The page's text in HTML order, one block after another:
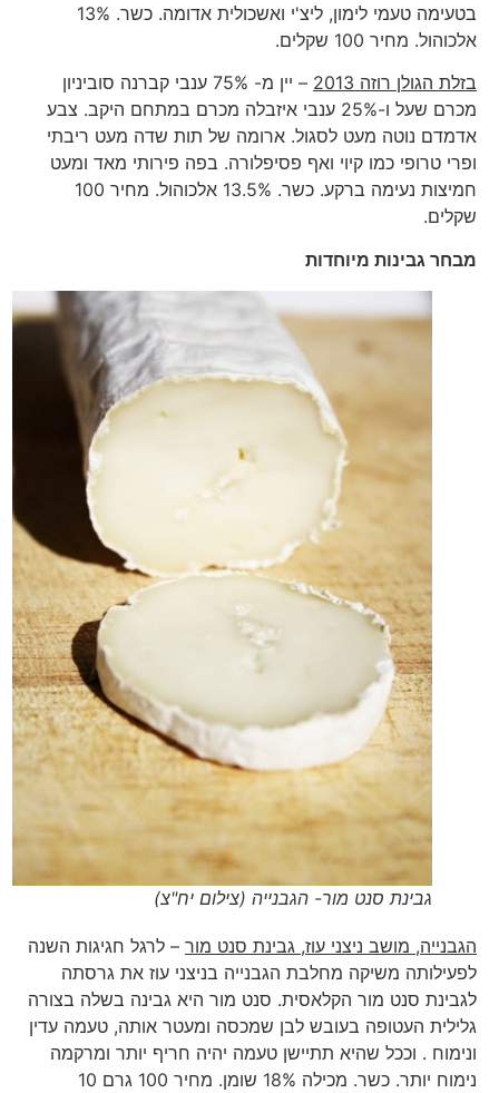
בטעימה טעמי לימון, ליצ'י ואשכולית אדומה. כשר. 13%
אלכוהול. מחיר 100 שקלים.
בזלת הגולן רוזה 2013
– יין מ- 75% ענבי קברנה סוביניון
מכרם שעל ו-25% ענבי איזבלה מכרם במתחם היקב. צבע
אדמדם נוטה מעט לסגול. ארומה של תות שדה מעט ריבתי
ופרי טרופי כמו קיוי ואף פסיפלורה. בפה פירותי מאד ומעט
חמיצות נעימה ברקע. כשר. 13.5% אלכוהול. מחיר 100
שקלים.
מבחר גבינות מיוחדות
גבינת סנט מור- הגבנייה (צילום יח"צ)
הגבנייה, מושב ניצני עוז, גבינת סנט מור– לרגל חגיגות השנה
לפעילותה משיקה מחלבת הגבנייה בניצני עוז את גרסתה
לגבינת סנט מור הקלאסית. סנט מור היא גבינה בשלה בצורה
גלילית העטופה בעובש לבן שמכסה ומעטר אותה, טעמה עדין
ונימוח . וככל שהיא תתיישן טעמה יהיה חריף יותר ומרקמה
נימוח יותר. כשר. מכילה 18% שומן. מחיר 100 גרם 10